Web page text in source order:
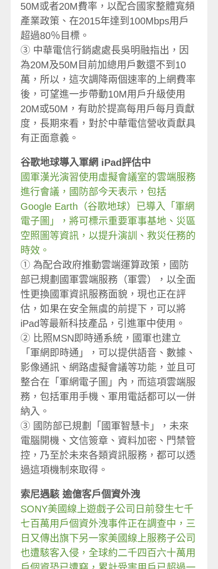
50M或者20M費率，以配合國家整體寬頻
產業政策、在2015年達到100Mbps用戶
超過80％目標。
③ 中華電信行銷處處長吳明融指出，因
為20M及50M目前加總用戶數還不到10
萬，所以，這次調降兩個速率的上網費率
後，可望進一步帶動10M用戶升級使用
20M或50M，有助於提高每用戶每月貢獻
度，長期來看，對於中華電信營收貢獻具
有正面意義。
谷歌地球導入軍網 iPad評估中
國軍漢光演習使用虛擬會議室的雲端服務
進行會議，國防部今天表示，包括
Google Earth（谷歌地球）已導入「軍網
電子圖」，將可標示重要軍事基地、災區
空照圖等資訊，以提升演訓、救災任務的
時效。
① 為配合政府推動雲端運算政策，國防
部已規劃國軍雲端服務（軍雲），以全面
性更換國軍資訊服務面貌，現也正在評
估，如果在安全無虞的前提下，可以將
iPad等最新科技產品，引進軍中使用。
② 比照MSN即時通系統，國軍也建立
「軍網即時通」，可以提供語音、數據、
影像通訊、網路虛擬會議等功能，並且可
整合在「軍網電子圖」內，而這項雲端服
務，包括軍用手機、軍用電話都可以一併
納入。
③ 國防部已規劃「國軍智慧卡」，未來
電腦開機、文信簽章、資料加密、門禁管
控，乃至於未來各類資訊服務，都可以透
過這項機制來取得。
索尼遇駭 逾億客戶個資外洩
SONY美國線上遊戲子公司日前發生七千
七百萬用戶個資外洩事件正在調查中，三
日又傳出旗下另一家美國線上服務子公司
也遭駭客入侵，全球約二千四百六十萬用